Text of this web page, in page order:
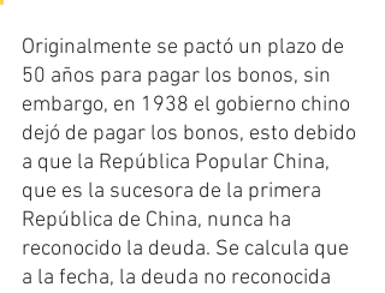
Originalmente se pactó un plazo de
50 años para pagar los bonos, sin
embargo, en 1938 el gobierno chino
dejó de pagar los bonos, esto debido
a que la República Popular China,
que es la sucesora de la primera
República de China, nunca ha
reconocido la deuda. Se calcula que
a la fecha, la deuda no reconocida